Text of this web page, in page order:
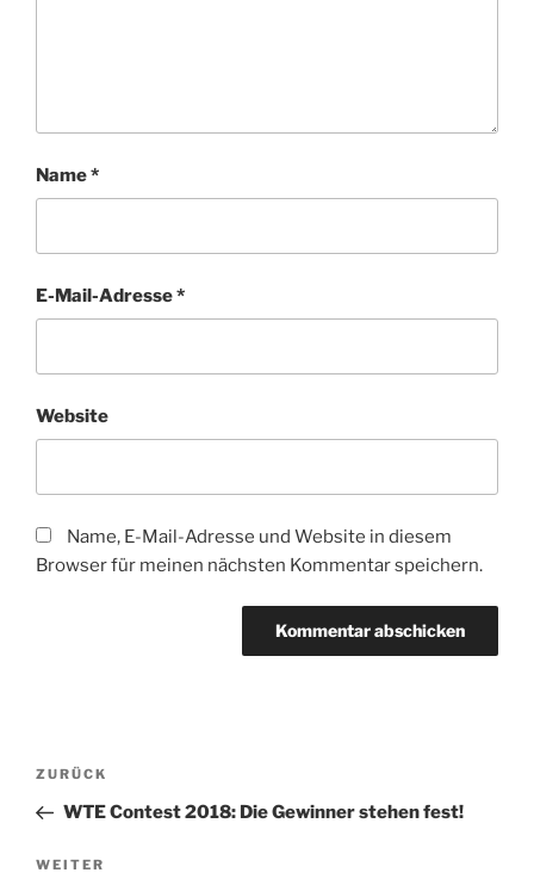
Name*
E-Mail-Adresse*
Website
Name, E-Mail-Adresse und Website in diesem
Browser für meinen nächsten Kommentar speichern.
Beitragsnavigation
Vorheriger
Beitrag
ZURÜCK
WTE Contest 2018: Die Gewinner stehen fest!
Nächster
WEITER